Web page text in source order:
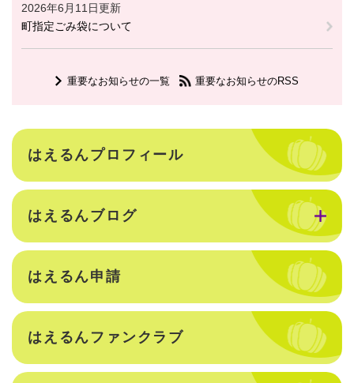
2026年6月11日更新
町指定ごみ袋について
重要なお知らせの一覧 重要なお知らせのRSS
はえるんプロフィール
はえるんブログ
はえるん申請
はえるんファンクラブ